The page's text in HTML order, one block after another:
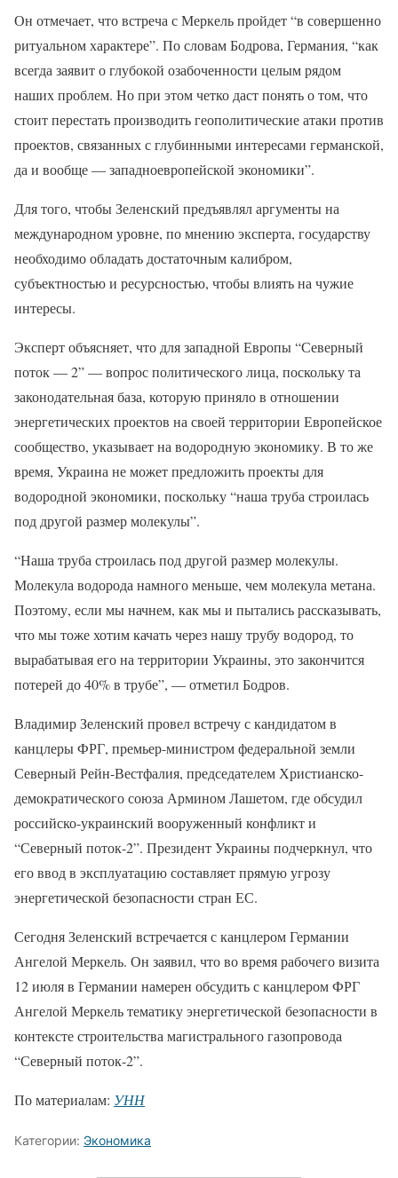
Он отмечает, что встреча с Меркель пройдет “в совершенно
ритуальном характере”. По словам Бодрова, Германия, “как
всегда заявит о глубокой озабоченности целым рядом
наших проблем. Но при этом четко даст понять о том, что
стоит перестать производить геополитические атаки против
проектов, связанных с глубинными интересами германской,
да и вообще — западноевропейской экономики”.
Для того, чтобы Зеленский предъявлял аргументы на
международном уровне, по мнению эксперта, государству
необходимо обладать достаточным калибром,
субъектностью и ресурсностью, чтобы влиять на чужие
интересы.
Эксперт объясняет, что для западной Европы “Северный
поток — 2” — вопрос политического лица, поскольку та
законодательная база, которую приняло в отношении
энергетических проектов на своей территории Европейское
сообщество, указывает на водородную экономику. В то же
время, Украина не может предложить проекты для
водородной экономики, поскольку “наша труба строилась
под другой размер молекулы”.
“Наша труба строилась под другой размер молекулы.
Молекула водорода намного меньше, чем молекула метана.
Поэтому, если мы начнем, как мы и пытались рассказывать,
что мы тоже хотим качать через нашу трубу водород, то
вырабатывая его на территории Украины, это закончится
потерей до 40% в трубе”, — отметил Бодров.
Владимир Зеленский провел встречу с кандидатом в
канцлеры ФРГ, премьер-министром федеральной земли
Северный Рейн-Вестфалия, председателем Христианско-
демократического союза Армином Лашетом, где обсудил
российско-украинский вооруженный конфликт и
“Северный поток-2”. Президент Украины подчеркнул, что
его ввод в эксплуатацию составляет прямую угрозу
энергетической безопасности стран ЕС.
Сегодня Зеленский встречается с канцлером Германии
Ангелой Меркель. Он заявил, что во время рабочего визита
12 июля в Германии намерен обсудить с канцлером ФРГ
Ангелой Меркель тематику энергетической безопасности в
контексте строительства магистрального газопровода
“Северный поток-2”.
По материалам: УНН
Категории: Экономика